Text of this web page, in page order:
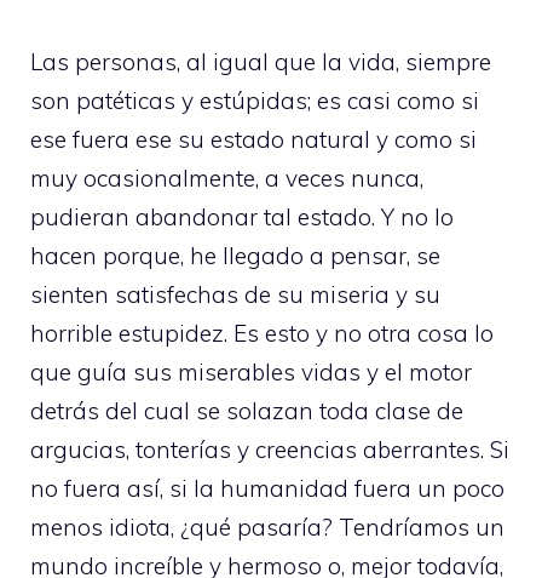
Las personas, al igual que la vida, siempre
son patéticas y estúpidas; es casi como si
ese fuera ese su estado natural y como si
muy ocasionalmente, a veces nunca,
pudieran abandonar tal estado. Y no lo
hacen porque, he llegado a pensar, se
sienten satisfechas de su miseria y su
horrible estupidez. Es esto y no otra cosa lo
que guía sus miserables vidas y el motor
detrás del cual se solazan toda clase de
argucias, tonterías y creencias aberrantes. Si
no fuera así, si la humanidad fuera un poco
menos idiota, ¿qué pasaría? Tendríamos un
mundo increíble y hermoso o, mejor todavía,